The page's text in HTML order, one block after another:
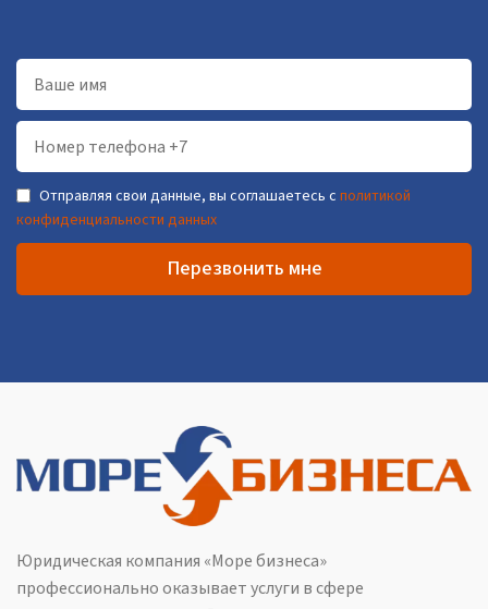
Отправляя свои данные, вы соглашаетесь сполитикой
конфиденциальности данных
Перезвонить мне
Юридическая компания «Море бизнеса»
профессионально оказывает услуги в сфере